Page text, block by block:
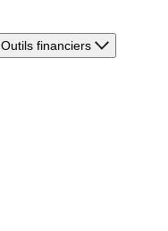
Outils financiers